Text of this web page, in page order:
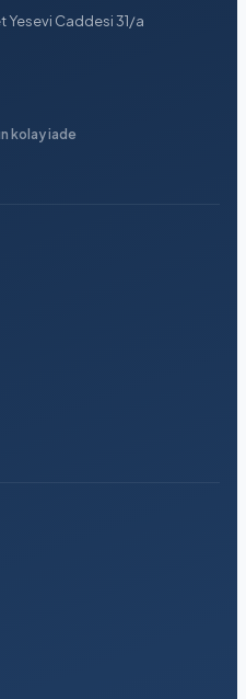
Yesevi Caddesi 31/a
kolay iade